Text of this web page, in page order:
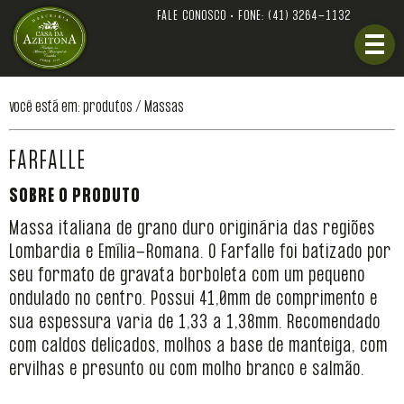
FALE CONOSCO • FONE: (41) 3264-1132
você está em: produtos / Massas
FARFALLE
SOBRE O PRODUTO
Massa italiana de grano duro originária das regiões
Lombardia e Emília-Romana. O Farfalle foi batizado por
seu formato de gravata borboleta com um pequeno
ondulado no centro. Possui 41,0mm de comprimento e
sua espessura varia de 1,33 a 1,38mm. Recomendado
com caldos delicados, molhos a base de manteiga, com
ervilhas e presunto ou com molho branco e salmão.